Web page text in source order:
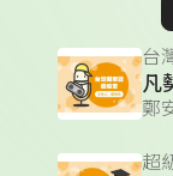
台
凡
鄭
超